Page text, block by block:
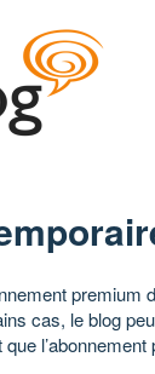
premium
cas, le blog